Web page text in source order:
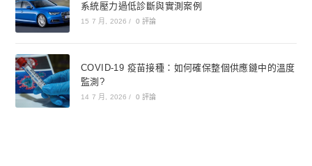
系統壓力過低診斷與實測案例
15 7 月, 2026 / 0 評論
COVID-19 疫苗接種：如何確保整個供應鏈中的溫度
監測?
14 7 月, 2026 / 0 評論